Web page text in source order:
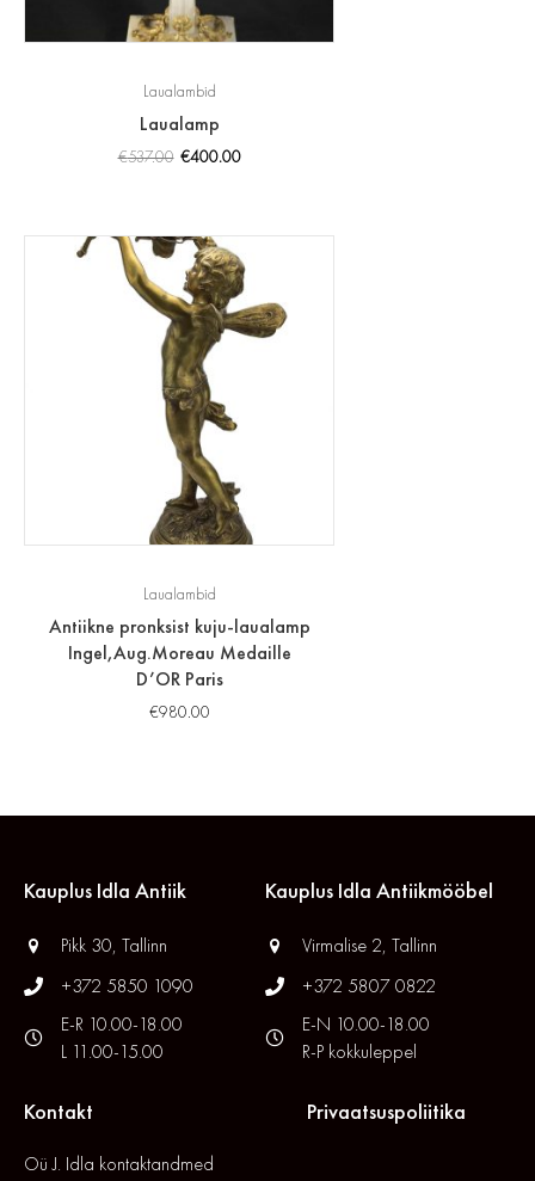
Laualambid
Laualamp
€537.00 €400.00
Laualambid
Antiikne pronksist kuju-laualamp
Ingel,Aug.Moreau Medaille
D’OR Paris
€980.00
Kauplus Idla Antiik
Pikk 30, Tallinn
+372 5850 1090
E-R 10.00-18.00
L 11.00-15.00
Kauplus Idla Antiikmööbel
Virmalise 2, Tallinn
+372 5807 0822
E-N 10.00-18.00
R-P kokkuleppel
Kontakt
Oü J. Idla kontaktandmed
Privaatsuspoliitika